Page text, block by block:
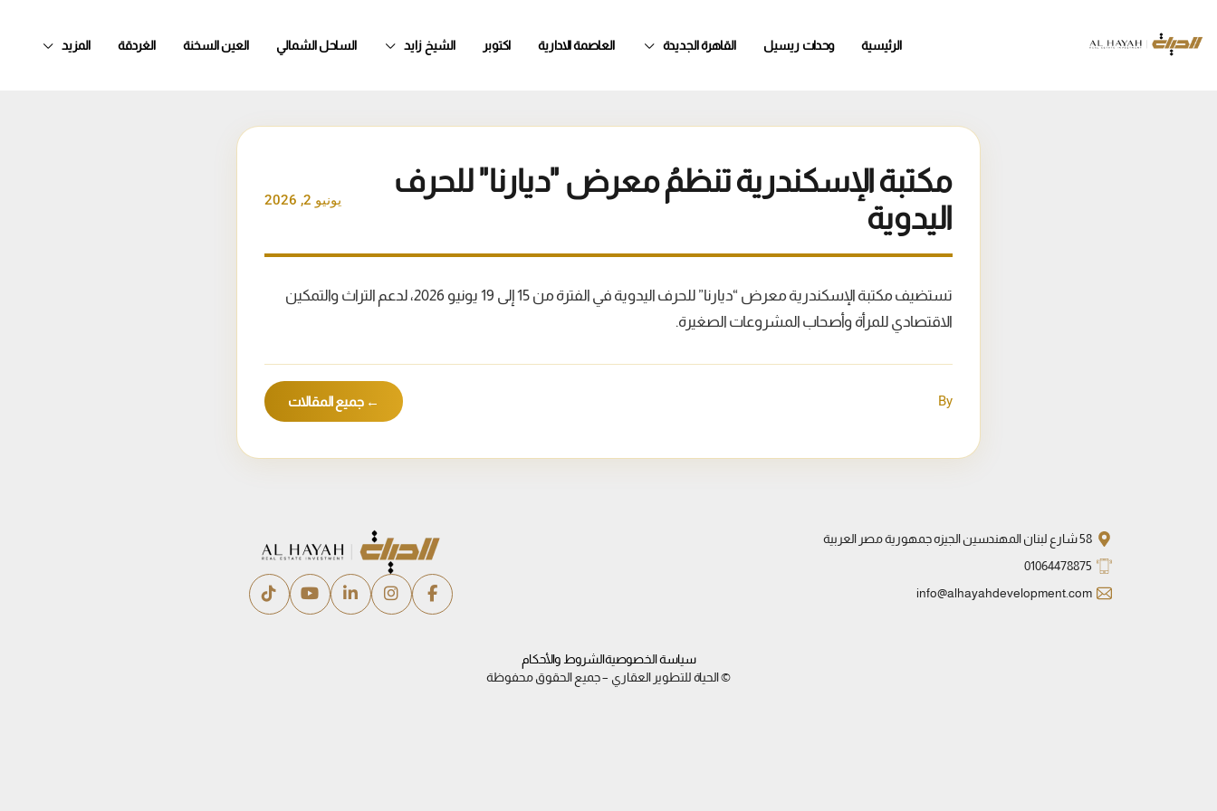
الرئيسية وحدات ريسيل القاهرة الجديدة العاصمة الادارية اكتوبر الشيخ زايد الساحل الشمالي العين السخنة الغردقة المزيد
مكتبة الإسكندرية تنظمُ معرض "ديارنا" للحرف
اليدوية
يونيو 2, 2026
تستضيف مكتبة الإسكندرية معرض “ديارنا” للحرف اليدوية في الفترة من 15 إلى 19 يونيو 2026، لدعم التراث والتمكين
الاقتصادي للمرأة وأصحاب المشروعات الصغيرة.
By ← جميع المقالات
58 شارع لبنان المهندسين الجيزه جمهورية مصر العربية
01064478875
info@alhayahdevelopment.com
سياسة الخصوصيةالشروط والأحكام
© الحياة للتطوير العقاري – جميع الحقوق محفوظة